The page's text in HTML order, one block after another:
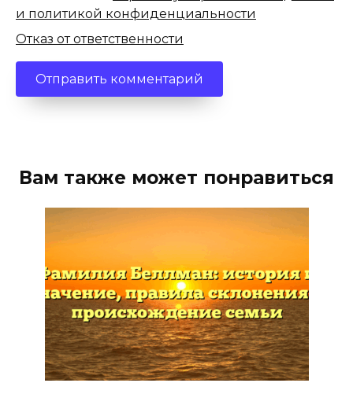
и политикой конфиденциальности
Отказ от ответственности
Вам также может понравиться